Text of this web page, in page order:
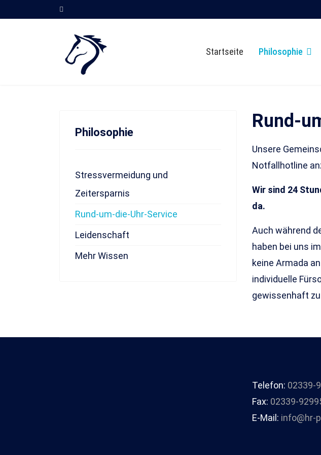
Startseite Philosophie
Philosophie
Stressvermeidung und
Zeitersparnis
Rund-um-die-Uhr-Service
Leidenschaft
Mehr Wissen
Rund-
Unsere
Notfallhotline
Wir sind 24
da.
Auch während
haben bei uns
keine Armada
individuelle
gewissenhaft
Telefon: 02339-
Fax: 02339-
E-Mail: info@hr-